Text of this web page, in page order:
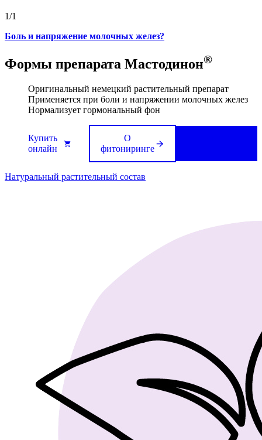
1/1
Боль и напряжение молочных желез?
Формы препарата Мастодинон®
Оригинальный немецкий растительный препарат
Применяется при боли и напряжении молочных желез
Нормализует гормональный фон
Купить
онлайн
О
фитониринге
Натуральный растительный состав